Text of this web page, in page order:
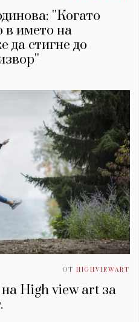
''Когато
в името на
да стигне до
ОТ HIGHVIEWART
High view art за